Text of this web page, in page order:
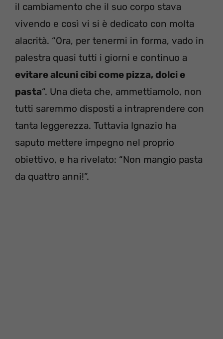
il cambiamento che il suo corpo stava
vivendo e così vi si è dedicato con molta
alacrità. “Ora, per tenermi in forma, vado in
palestra quasi tutti i giorni e continuo a
evitare alcuni cibi come pizza, dolci e
pasta“. Una dieta che, ammettiamolo, non
tutti saremmo disposti a intraprendere con
tanta leggerezza. Tuttavia Ignazio ha
saputo mettere impegno nel proprio
obiettivo, e ha rivelato: “Non mangio pasta
da quattro anni!”.